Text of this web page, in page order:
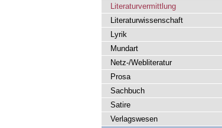
Literaturvermittlung
Literaturwissenschaft
Lyrik
Mundart
Netz-/Webliteratur
Prosa
Sachbuch
Satire
Verlagswesen